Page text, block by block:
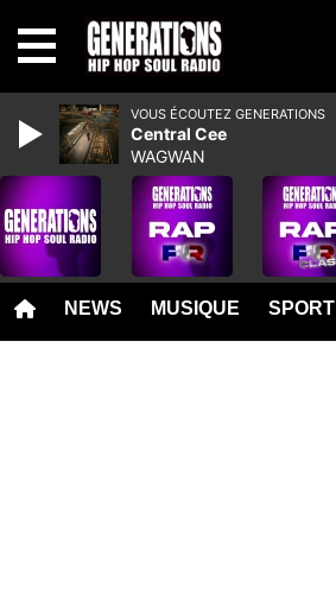
NEWS MUSIQUE SPORT
VOUS ÉCOUTEZ GENERATIONS
Central Cee
WAGWAN